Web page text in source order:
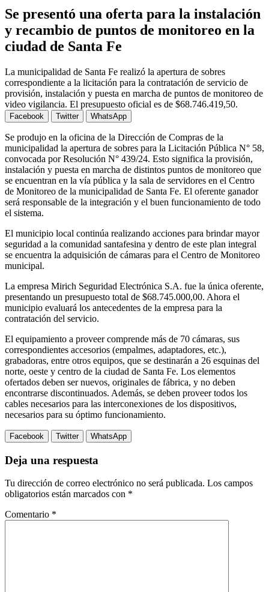
Se presentó una oferta para la instalación
y recambio de puntos de monitoreo en la
ciudad de Santa Fe
La municipalidad de Santa Fe realizó la apertura de sobres
correspondiente a la licitación para la contratación de servicio de
provisión, instalación y puesta en marcha de puntos de monitoreo de
video vigilancia. El presupuesto oficial es de $68.746.419,50.
Facebook Twitter WhatsApp
Se produjo en la oficina de la Dirección de Compras de la
municipalidad la apertura de sobres para la Licitación Pública N° 58,
convocada por Resolución N° 439/24. Esto significa la provisión,
instalación y puesta en marcha de distintos puntos de monitoreo que
se encuentran en la vía pública y la sala de servidores en el Centro
de Monitoreo de la municipalidad de Santa Fe. El oferente ganador
será responsable de la integración y el buen funcionamiento de todo
el sistema.
El municipio local continúa realizando acciones para brindar mayor
seguridad a la comunidad santafesina y dentro de este plan integral
se encuentra la adquisición de cámaras para el Centro de Monitoreo
municipal.
La empresa Mirich Seguridad Electrónica S.A. fue la única oferente,
presentando un presupuesto total de $68.745.000,00. Ahora el
municipio evaluará los antecedentes de la empresa para la
contratación del servicio.
El equipamiento a proveer comprende más de 70 cámaras, sus
correspondientes accesorios (empalmes, adaptadores, etc.),
grabadoras, entre otros equipos, que se destinarán a 26 esquinas del
norte, oeste y centro de la ciudad de Santa Fe. Los elementos
ofertados deben ser nuevos, originales de fábrica, y no deben
encontrarse discontinuados. Además, se deben proveer todos los
cables necesarios para las interconexiones de los dispositivos,
necesarios para su óptimo funcionamiento.
Facebook Twitter WhatsApp
Deja una respuesta
Tu dirección de correo electrónico no será publicada. Los campos
obligatorios están marcados con *
Comentario *